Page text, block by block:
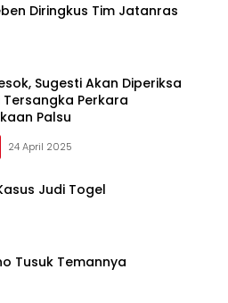
Diringkus Tim Jatanras
Sugesti Akan Diperiksa
Tersangka Perkara
Palsu
24 April 2025
Judi Togel
Tusuk Temannya